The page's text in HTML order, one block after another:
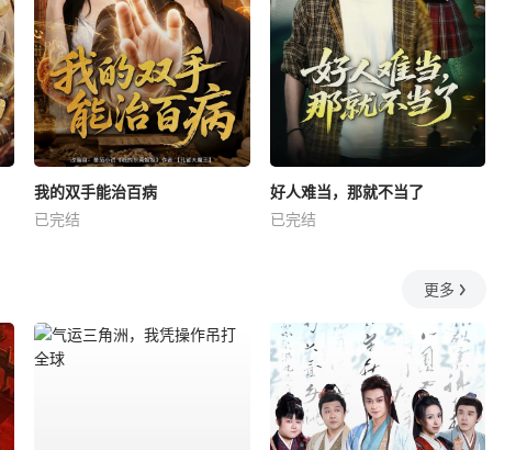
我的双手能治百病
已完结
好人难当，那就不当了
已完结
更多